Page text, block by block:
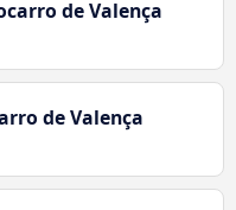
de Valença
de Valença